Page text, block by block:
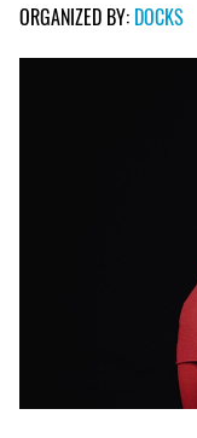
ORGANIZED BY: DOCKS